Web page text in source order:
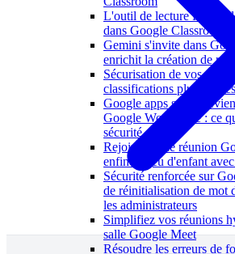
L'outil de lecture Read
dans Google Classroom
Gemini s'invite dans
enrichit la création de
Sécurisation de vos
classifications plus
Google apps script
Google Workspace : ce
sécurité
Rejoindre une réunion
enfin un jeu d'enfant
Sécurité renforcée sur
de réinitialisation de mot
les administrateurs
Simplifiez vos réunions
salle Google Meet
Résoudre les erreurs de